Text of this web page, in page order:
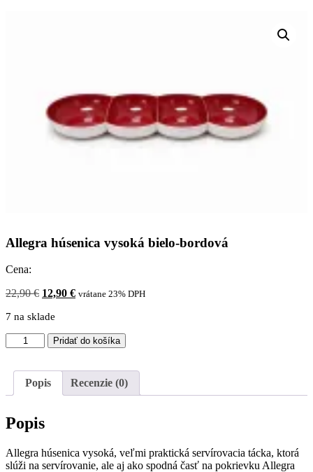
Allegra húsenica vysoká bielo-bordová
Cena:
22,90€ Pôvodná
bola:
12,90 €Aktuálna
vrátane 23% DPH
7 na sklade
množstvo
Allegra
vysoká
bielo-
Pridať do košíka
Popis Recenzie (0)
Popis
Allegra húsenica vysoká, veľmi praktická servírovacia tácka, ktorá
slúži na servírovanie, ale aj ako spodná časť na pokrievku Allegra